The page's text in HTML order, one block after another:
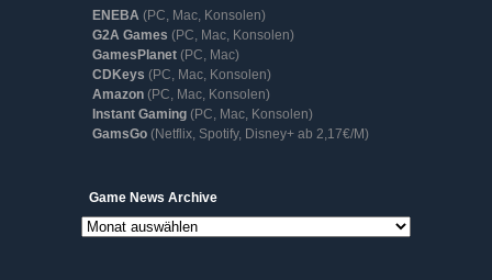
ENEBA (PC, Mac, Konsolen)
G2A Games (PC, Mac, Konsolen)
GamesPlanet (PC, Mac)
CDKeys (PC, Mac, Konsolen)
Amazon (PC, Mac, Konsolen)
Instant Gaming (PC, Mac, Konsolen)
GamsGo (Netflix, Spotify, Disney+ ab 2,17€/M)
Game News ArchiveGame
News
Archive